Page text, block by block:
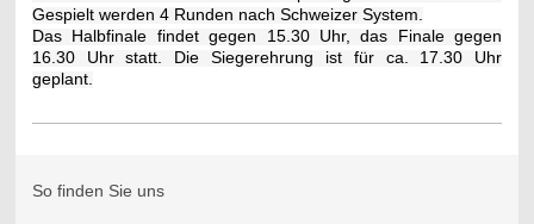
Gespielt werden 4 Runden nach Schweizer System.
Das Halbfinale findet gegen 15.30 Uhr, das Finale gegen
16.30 Uhr statt. Die Siegerehrung ist für ca. 17.30 Uhr
geplant.
So finden Sie uns